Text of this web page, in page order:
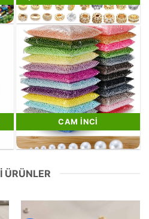
CAM İNCI
ÜRÜNLER